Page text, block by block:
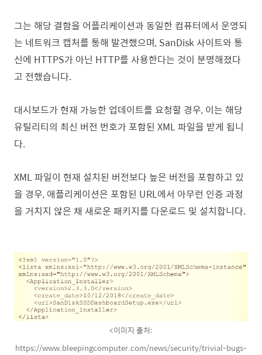
그는 해당 결함을 어플리케이션과 동일한 컴퓨터에서 운영되
는 네트워크 캡처를 통해 발견했으며, SanDisk 사이트와 통
신에 HTTPS가 아닌 HTTP를 사용한다는 것이 분명해졌다
고 전했습니다.
대시보드가 현재 가능한 업데이트를 요청할 경우, 이는 해당
유틸리티의 최신 버전 번호가 포함된 XML 파일을 받게 됩니
다.
XML 파일이 현재 설치된 버전보다 높은 버전을 포함하고 있
을 경우, 애플리케이션은 포함된 URL에서 아무런 인증 과정
을 거치지 않은 채 새로운 패키지를 다운로드 및 설치합니다.
<이미지 출처:
https://www.bleepingcomputer.com/news/security/trivial-bugs-